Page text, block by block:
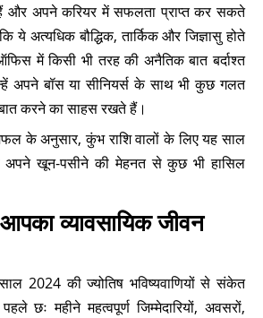
और अपने करियर में सफलता प्राप्त कर सकते
ये अत्यधिक बौद्धिक, तार्किक और जिज्ञासु होते
में किसी भी तरह की अनैतिक बात बर्दाश्त
अपने बॉस या सीनियर्स के साथ भी कुछ गलत
करने का साहस रखते हैं।
के अनुसार, कुंभ राशि वालों के लिए यह साल
खून-पसीने की मेहनत से कुछ भी हासिल
व्यावसायिक जीवन
2024 की ज्योतिष भविष्यवाणियों से संकेत
छः महीने महत्वपूर्ण जिम्मेदारियों, अवसरों,